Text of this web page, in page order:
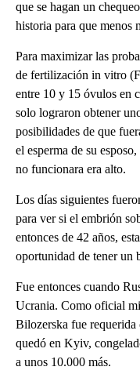
que se hagan un
historia para que menos
Para maximizar las
de fertilización in vitro
entre 10 y 15 óvulos en
solo lograron obtener
posibilidades de que
el esperma de su
no funcionara era alto.
Los días siguientes
para ver si el embrión
entonces de 42 años,
oportunidad de tener un
Fue entonces cuando
Ucrania. Como oficial
Bilozerska fue
quedó en Kyiv,
a unos 10.000 más.